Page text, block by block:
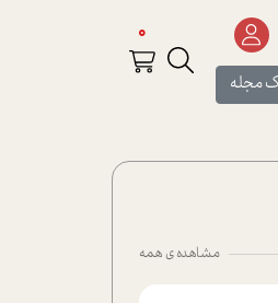
مجله
0
مشاهده ی همه